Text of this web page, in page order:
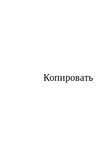
Копировать